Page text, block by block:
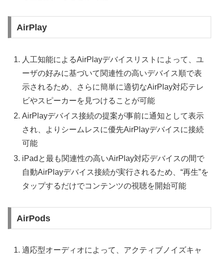
AirPlay
人工知能によるAirPlayデバイスリストによって、ユ
ーザの好みに基づいて関連性の高いデバイス順で表
示されるため、さらに簡単に適切なAirPlay対応テレ
ビやスピーカーを見つけることが可能
AirPlayデバイス接続の提案が事前に通知として表示
され、よりシームレスに優先AirPlayデバイスに接続
可能
iPadと最も関連性の高いAirPlay対応デバイスの間で
自動AirPlayデバイス接続が実行されるため、“再生”を
タップするだけでコンテンツの視聴を開始可能
AirPods
適応型オーディオによって、アクティブノイズキャ